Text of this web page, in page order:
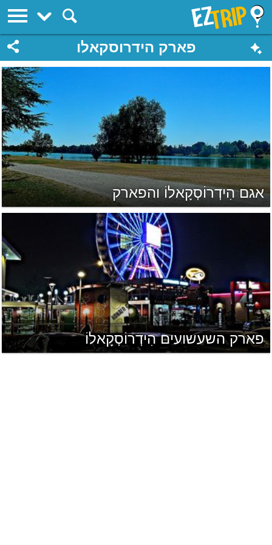
EZTrip
פארק הידרוסקאלו
אגם הִידְרוֹסְקָאלוֹ והפארק
פארק השעשועים הִידְרוֹסְקָאלוֹ